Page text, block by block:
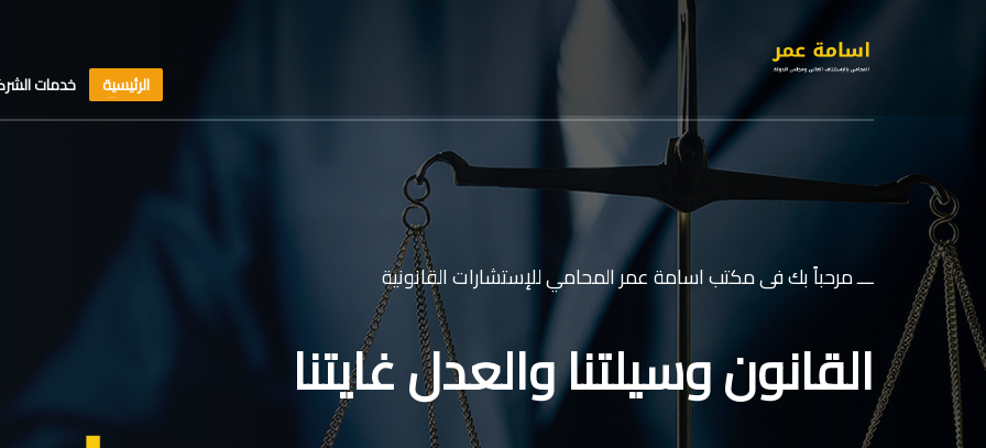
الرئيسية خدمات
ـــ مرحباً بك فى مكتب اسامة عمر المحامي للإستشارات القانونية
القانون وسيلتنا والعدل غايتنا